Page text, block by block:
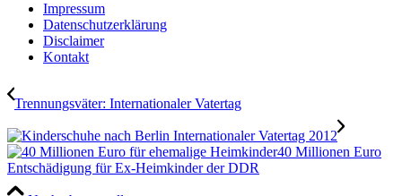
Impressum
Datenschutzerklärung
Disclaimer
Kontakt
Trennungsväter: Internationaler Vatertag
40 Millionen Euro
Entschädigung für Ex-Heimkinder der DDR